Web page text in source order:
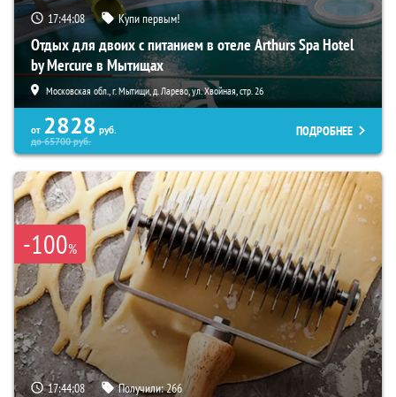
17:44:07 Купи первым!
Отдых для двоих с питанием в отеле Arthurs Spa Hotel
by Mercure в Мытищах
Московская обл., г. Мытищи, д. Ларево, ул. Хвойная, стр. 26
от 2828 руб.
до65700руб.
ПОДРОБНЕЕ
-100%
17:44:07 Получили:266